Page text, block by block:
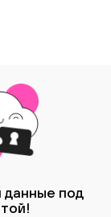
данные под